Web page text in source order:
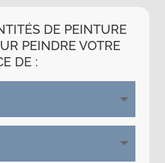
DE PEINTURE
PEINDRE VOTRE
DE :